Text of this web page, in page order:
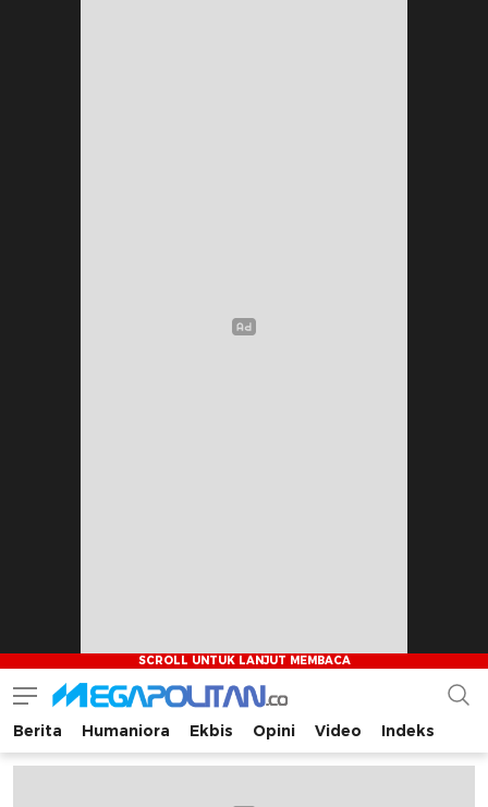
Megapolitan.co
Menyajikan berita-berita fakta bagi pembaca
Berita Humaniora Ekbis Opini Video Indeks